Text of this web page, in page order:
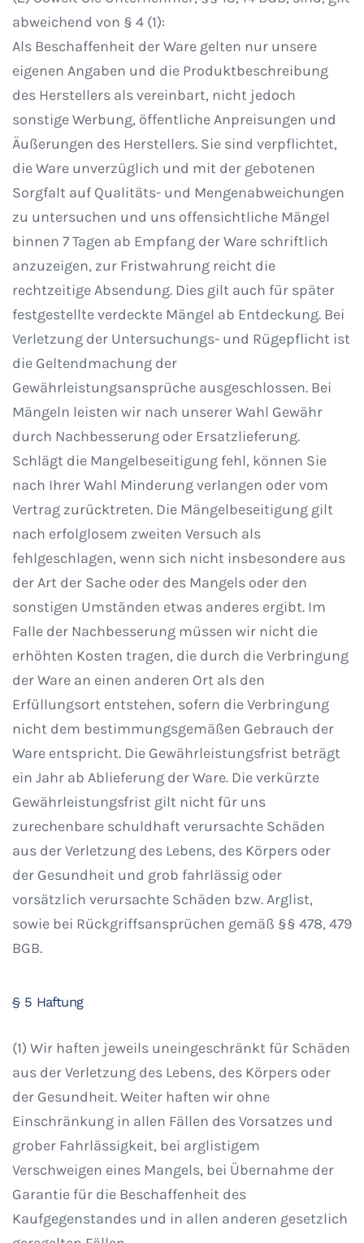
abweichend von § 4 (1):
Als Beschaffenheit der Ware gelten nur unsere
eigenen Angaben und die Produktbeschreibung
des Herstellers als vereinbart, nicht jedoch
sonstige Werbung, öffentliche Anpreisungen und
Äußerungen des Herstellers. Sie sind verpflichtet,
die Ware unverzüglich und mit der gebotenen
Sorgfalt auf Qualitäts- und Mengenabweichungen
zu untersuchen und uns offensichtliche Mängel
binnen 7 Tagen ab Empfang der Ware schriftlich
anzuzeigen, zur Fristwahrung reicht die
rechtzeitige Absendung. Dies gilt auch für später
festgestellte verdeckte Mängel ab Entdeckung. Bei
Verletzung der Untersuchungs- und Rügepflicht ist
die Geltendmachung der
Gewährleistungsansprüche ausgeschlossen. Bei
Mängeln leisten wir nach unserer Wahl Gewähr
durch Nachbesserung oder Ersatzlieferung.
Schlägt die Mangelbeseitigung fehl, können Sie
nach Ihrer Wahl Minderung verlangen oder vom
Vertrag zurücktreten. Die Mängelbeseitigung gilt
nach erfolglosem zweiten Versuch als
fehlgeschlagen, wenn sich nicht insbesondere aus
der Art der Sache oder des Mangels oder den
sonstigen Umständen etwas anderes ergibt. Im
Falle der Nachbesserung müssen wir nicht die
erhöhten Kosten tragen, die durch die Verbringung
der Ware an einen anderen Ort als den
Erfüllungsort entstehen, sofern die Verbringung
nicht dem bestimmungsgemäßen Gebrauch der
Ware entspricht. Die Gewährleistungsfrist beträgt
ein Jahr ab Ablieferung der Ware. Die verkürzte
Gewährleistungsfrist gilt nicht für uns
zurechenbare schuldhaft verursachte Schäden
aus der Verletzung des Lebens, des Körpers oder
der Gesundheit und grob fahrlässig oder
vorsätzlich verursachte Schäden bzw. Arglist,
sowie bei Rückgriffsansprüchen gemäß §§ 478, 479
BGB.
§ 5 Haftung
(1) Wir haften jeweils uneingeschränkt für Schäden
aus der Verletzung des Lebens, des Körpers oder
der Gesundheit. Weiter haften wir ohne
Einschränkung in allen Fällen des Vorsatzes und
grober Fahrlässigkeit, bei arglistigem
Verschweigen eines Mangels, bei Übernahme der
Garantie für die Beschaffenheit des
Kaufgegenstandes und in allen anderen gesetzlich